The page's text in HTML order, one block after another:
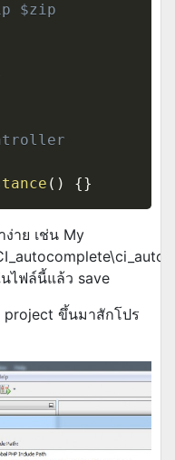
$zip
( ) {}
าย เช่น My
ไฟล์นี้แล้ว save
project ขึ้นมาสักโปร